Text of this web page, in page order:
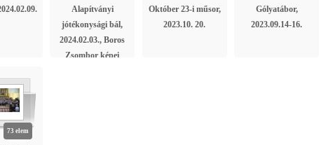
Alapítványi
jótékonysági bál,
2024.02.03., Boros
Zsombor képei
Október 23-i műsor,
2023.10. 20.
Gólyatábor,
2023.09.14-16.
73 elem